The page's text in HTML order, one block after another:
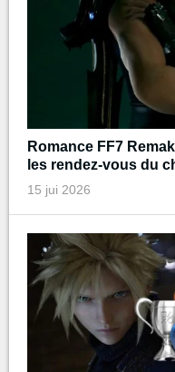
Romance FF7
les rendez-vous du
15 jui 2026